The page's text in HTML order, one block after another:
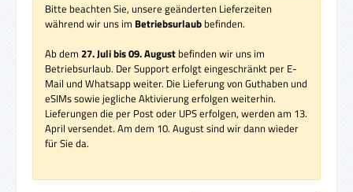
Bitte beachten Sie, unsere geänderten Lieferzeiten
während wir uns im Betriebsurlaub befinden.
Ab dem 27. Juli bis 09. August befinden wir uns im
Betriebsurlaub. Der Support erfolgt eingeschränkt per E-
Mail und Whatsapp weiter. Die Lieferung von Guthaben und
eSIMs sowie jegliche Aktivierung erfolgen weiterhin.
Lieferungen die per Post oder UPS erfolgen, werden am 13.
April versendet. Am dem 10. August sind wir dann wieder
für Sie da.